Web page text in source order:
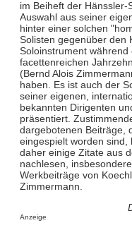
im Beiheft der
Auswahl aus seiner
hinter einer solchen
Solisten gegenüber den
Soloinstrument
facettenreichen
(Bernd Alois
haben. Es ist auch der
seiner eigenen,
bekannten Dirigenten
präsentiert.
dargebotenen Beiträge,
eingespielt worden
daher einige Zitate aus
nachlesen,
Werkbeiträge von
Zimmermann.
Anzeige